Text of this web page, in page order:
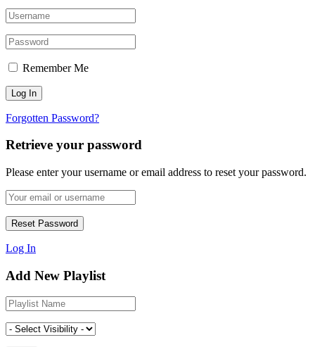
Remember Me
Forgotten Password?
Retrieve your password
Please enter your username or email address to reset your password.
Log In
Add New Playlist